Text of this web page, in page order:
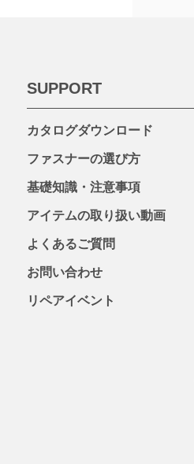
SUPPORT
カタログダウンロード
ファスナーの選び方
基礎知識・注意事項
アイテムの取り扱い動画
よくあるご質問
お問い合わせ
リペアイベント